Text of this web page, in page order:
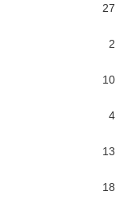
27
2
10
4
13
18